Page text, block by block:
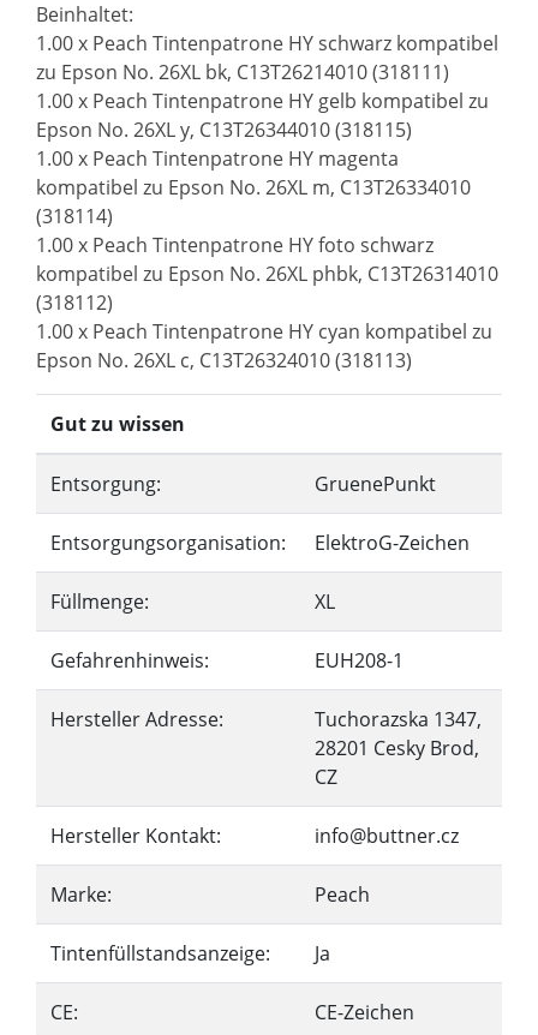
Beinhaltet:
1.00 x Peach Tintenpatrone HY schwarz kompatibel
zu Epson No. 26XL bk, C13T26214010 (318111)
1.00 x Peach Tintenpatrone HY gelb kompatibel zu
Epson No. 26XL y, C13T26344010 (318115)
1.00 x Peach Tintenpatrone HY magenta
kompatibel zu Epson No. 26XL m, C13T26334010
(318114)
1.00 x Peach Tintenpatrone HY foto schwarz
kompatibel zu Epson No. 26XL phbk, C13T26314010
(318112)
1.00 x Peach Tintenpatrone HY cyan kompatibel zu
Epson No. 26XL c, C13T26324010 (318113)
Gut zu wissen
Entsorgung: GruenePunkt
Entsorgungsorganisation: ElektroG-Zeichen
Füllmenge: XL
Gefahrenhinweis: EUH208-1
Hersteller Adresse:
Tuchorazska 1347,
28201 Cesky Brod,
CZ
Hersteller Kontakt: info@buttner.cz
Marke: Peach
Tintenfüllstandsanzeige: Ja
CE: CE-Zeichen